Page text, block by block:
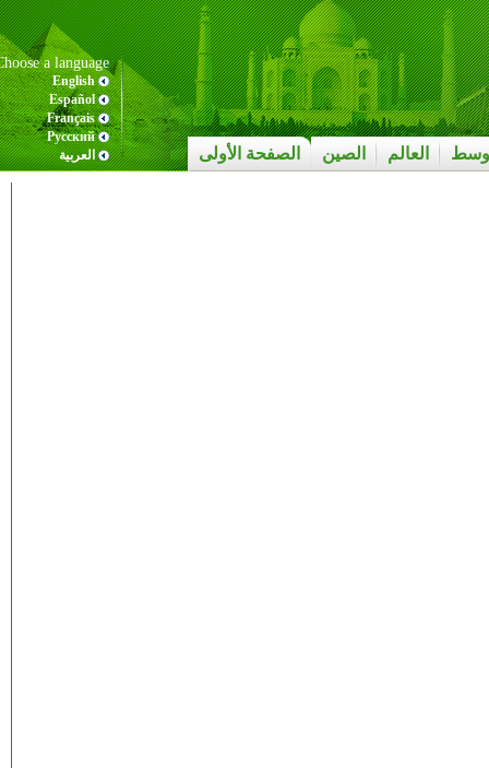
a language
English
Español
Français
Pусский
العربية
العالم الصين الصفحة الأولى